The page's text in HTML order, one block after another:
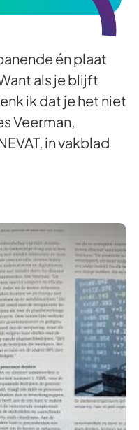
én plaat
als je blijft
ik dat je het niet
Veerman,
in vakblad